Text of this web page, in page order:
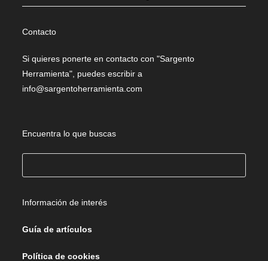
Contacto
Si quieres ponerte en contacto con "Sargento
Herramienta", puedes escribir a
info@sargentoherramienta.com
Encuentra lo que buscas
Información de interés
Guía de artículos
Política de cookies